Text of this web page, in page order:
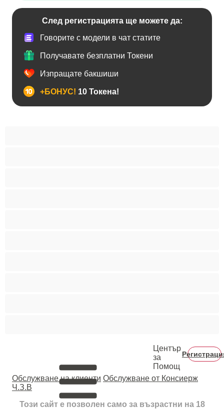
След регистрацията ще можете да:
Говорите с модели в чат статите
Получавате безплатни Токени
Изпращате бакшиши
+БОНУС! 10 Токена!
Център
за
Помощ
Oбслужване на клиенти Обслужване от Консиерж
Ч.З.В
Този сайт е позволен само за възрастни на 18